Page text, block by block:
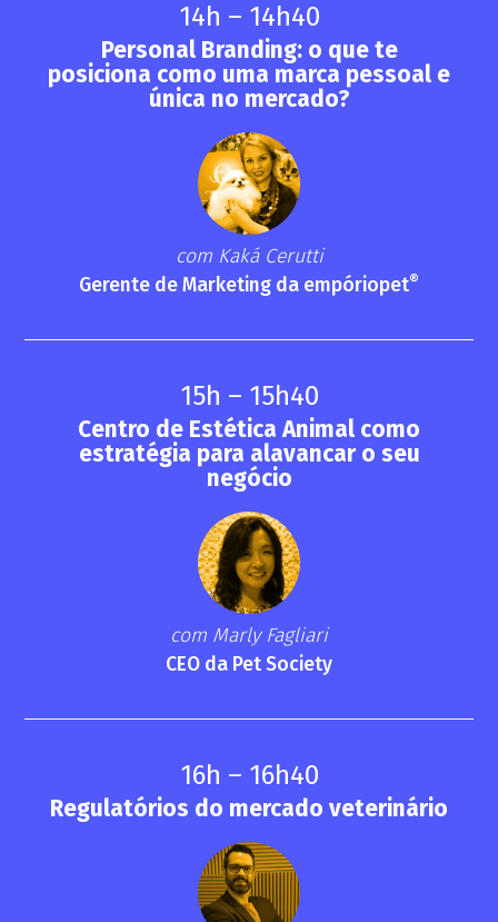
14h – 14h40
Personal Branding: o que te
posiciona como uma marca pessoal e
única no mercado?
com Kaká Cerutti
Gerente de Marketing da empóriopet®
15h – 15h40
Centro de Estética Animal como
estratégia para alavancar o seu
negócio
com Marly Fagliari
CEO da Pet Society
16h – 16h40
Regulatórios do mercado veterinário